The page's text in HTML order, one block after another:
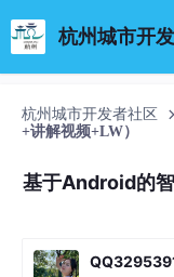
杭州城市开
杭州城市开发者社区
+讲解视频+LW）
基于Android的